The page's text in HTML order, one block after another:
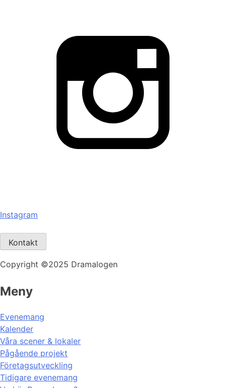
Instagram
Kontakt
Copyright ©2025 Dramalogen
Meny
Evenemang
Kalender
Våra scener & lokaler
Pågående projekt
Företagsutveckling
Tidigare evenemang